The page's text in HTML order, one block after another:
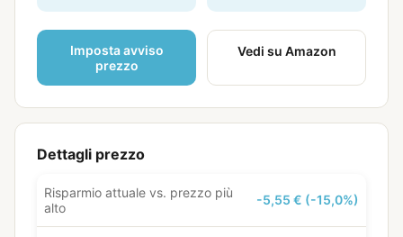
Imposta avviso
prezzo
Vedi su Amazon
Dettagli prezzo
Risparmio attuale vs. prezzo più
alto
-5,55 € (-15,0%)